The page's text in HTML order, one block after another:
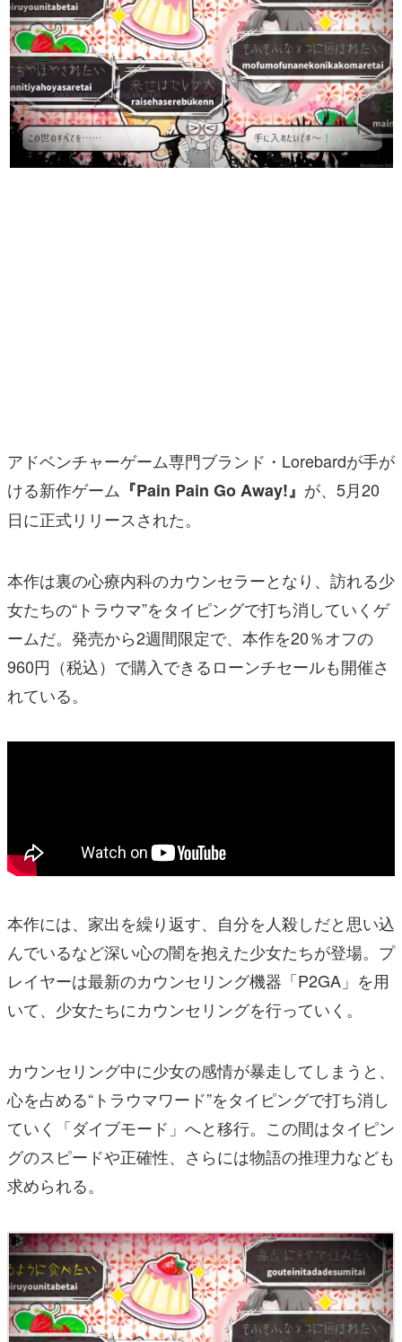
日本のモバイルゲーム史における主要なトピック・タイト
ルを網羅するほか、開発者へのインタビューや識者による
解説を掲載。約20年の歴史が一望できる決定版！
若ゲのいたり〜ゲームクリエイターの青春〜
『うつヌケ』『ペンと箸』等で知られるマンガ家・田中圭
一先生によるゲーム業界レポートマンガです。
なんでゲームは面白い？
ゲーム開発者・hamatsu氏がゲームの魅力を画面や操作の
具体的な形から解き明かしていく、硬派で骨太な評論連載
その他
電ファミニコゲーマーとは？
アドベンチャーゲーム専門ブランド・Lorebardが手が
ける新作ゲーム 『Pain Pain Go Away!』 が、5月20
日に正式リリースされた。
本作は裏の心療内科のカウンセラーとなり、訪れる少
女たちの“トラウマ”をタイピングで打ち消していくゲ
ームだ。発売から2週間限定で、本作を20％オフの
960円（税込）で購入できるローンチセールも開催さ
れている。
本作には、家出を繰り返す、自分を人殺しだと思い込
んでいるなど深い心の闇を抱えた少女たちが登場。プ
レイヤーは最新のカウンセリング機器「P2GA」を用
いて、少女たちにカウンセリングを行っていく。
カウンセリング中に少女の感情が暴走してしまうと、
心を占める“トラウマワード”をタイピングで打ち消し
ていく「ダイブモード」へと移行。この間はタイピン
グのスピードや正確性、さらには物語の推理力なども
求められる。